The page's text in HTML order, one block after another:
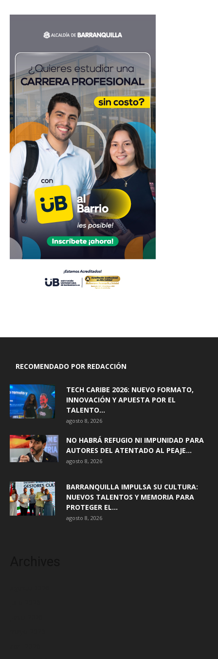
RECOMENDADO POR REDACCIÓN
TECH CARIBE 2026: NUEVO FORMATO,
INNOVACIÓN Y APUESTA POR EL
TALENTO...
agosto 8, 2026
NO HABRÁ REFUGIO NI IMPUNIDAD PARA
AUTORES DEL ATENTADO AL PEAJE...
agosto 8, 2026
BARRANQUILLA IMPULSA SU CULTURA:
NUEVOS TALENTOS Y MEMORIA PARA
PROTEGER EL...
agosto 8, 2026